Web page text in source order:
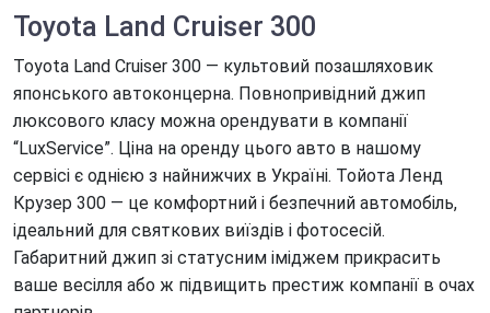
Toyota Land Cruiser 300
Toyota Land Cruiser 300 — культовий позашляховик
японського автоконцерна. Повнопривідний джип
люксового класу можна орендувати в компанії
“LuxService”. Ціна на оренду цього авто в нашому
сервісі є однією з найнижчих в Україні. Тойота Ленд
Крузер 300 — це комфортний і безпечний автомобіль,
ідеальний для святкових виїздів і фотосесій.
Габаритний джип зі статусним іміджем прикрасить
ваше весілля або ж підвищить престиж компанії в очах